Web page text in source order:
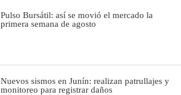
Pulso Bursátil: así se movió el mercado la
primera semana de agosto
Nuevos sismos en Junín: realizan patrullajes y
monitoreo para registrar daños